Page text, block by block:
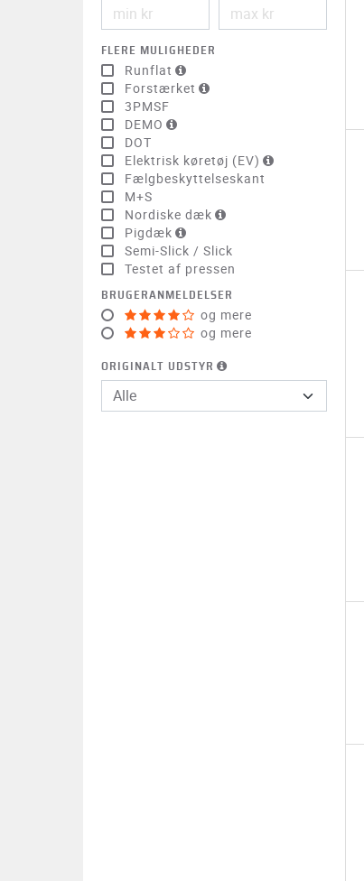
FLERE MULIGHEDER
Runflat
Forstærket
3PMSF
DEMO
DOT
Elektrisk køretøj (EV)
Fælgbeskyttelseskant
M+S
Nordiske dæk
Pigdæk
Semi-Slick / Slick
Testet af pressen
BRUGERANMELDELSER
og mere
og mere
ORIGINALT UDSTYR
Alle